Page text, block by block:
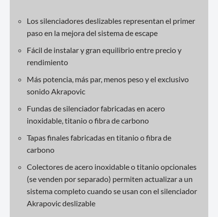
Los silenciadores deslizables representan el primer
paso en la mejora del sistema de escape
Fácil de instalar y gran equilibrio entre precio y
rendimiento
Más potencia, más par, menos peso y el exclusivo
sonido Akrapovic
Fundas de silenciador fabricadas en acero
inoxidable, titanio o fibra de carbono
Tapas finales fabricadas en titanio o fibra de
carbono
Colectores de acero inoxidable o titanio opcionales
(se venden por separado) permiten actualizar a un
sistema completo cuando se usan con el silenciador
Akrapovic deslizable